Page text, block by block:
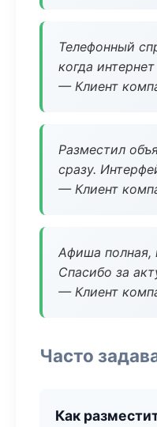
Телефонный
когда
— Клиент
Разместил
сразу.
— Клиент
Афиша полная,
Спасибо за
— Клиент
Часто
Как